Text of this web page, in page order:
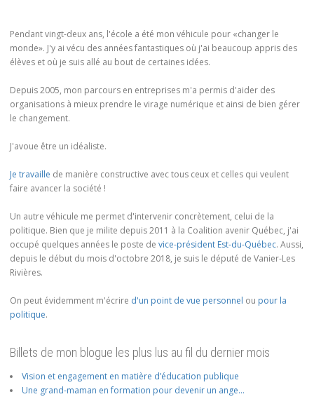
Pendant vingt-deux ans, l'école a été mon véhicule pour «changer le
monde». J'y ai vécu des années fantastiques où j'ai beaucoup appris des
élèves et où je suis allé au bout de certaines idées.
Depuis 2005, mon parcours en entreprises m'a permis d'aider des
organisations à mieux prendre le virage numérique et ainsi de bien gérer
le changement.
J'avoue être un idéaliste.
Je travaille de manière constructive avec tous ceux et celles qui veulent
faire avancer la société !
Un autre véhicule me permet d'intervenir concrètement, celui de la
politique. Bien que je milite depuis 2011 à la Coalition avenir Québec, j'ai
occupé quelques années le poste de vice-président Est-du-Québec. Aussi,
depuis le début du mois d'octobre 2018, je suis le député de Vanier-Les
Rivières.
On peut évidemment m'écrire d'un point de vue personnel ou pour la
politique.
Billets de mon blogue les plus lus au fil du dernier mois
Vision et engagement en matière d’éducation publique
Une grand-maman en formation pour devenir un ange…